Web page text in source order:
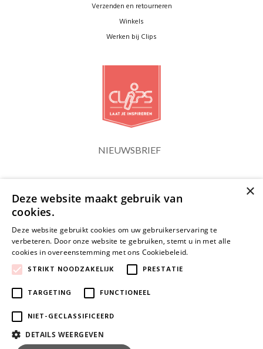
Verzenden en retourneren
Winkels
Werken bij Clips
NIEUWSBRIEF
×
Deze website maakt gebruik van
cookies.
Deze website gebruikt cookies om uw gebruikerservaring te
verbeteren. Door onze website te gebruiken, stemt u in met alle
cookies in overeenstemming met ons Cookiebeleid.
STRIKT NOODZAKELIJK
PRESTATIE
TARGETING
FUNCTIONEEL
NIET-GECLASSIFICEERD
DETAILS WEERGEVEN